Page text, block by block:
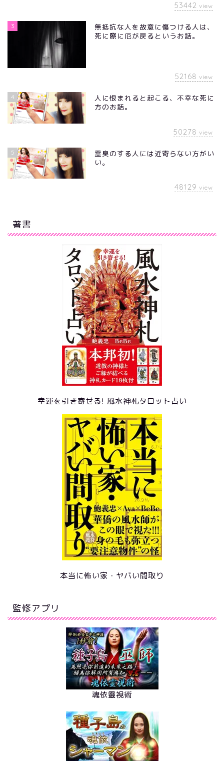
53442 view
3
無抵抗な人を故意に傷つける人は、
死に際に厄が戻るというお話。
52168 view
4
人に恨まれると起こる、不幸な死に
方のお話。
50278 view
5
霊臭のする人には近寄らない方がい
い。
48129 view
著書
幸運を引き寄せる! 風水神札タロット占い
本当に怖い家・ヤバい間取り
監修アプリ
魂依靈視術